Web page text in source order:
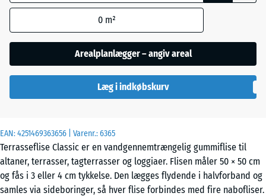
EAN:4251469363656 | Varenr.:6365
Terrasseflise Classic er en vandgennemtrængelig gummiflise til
altaner, terrasser, tagterrasser og loggiaer. Flisen måler 50 × 50 cm
og fås i 3 eller 4 cm tykkelse. Den lægges flydende i halvforband og
samles via sideboringer, så hver flise forbindes med fire nabofliser.
granit
Mørkegrå
granit
Rattan
anvendes til
(medmindre andet
produktdataene).
x
x 4
cm
50
0 m²
Arealplanlægger – angiv areal
Læg i indkøbskurv